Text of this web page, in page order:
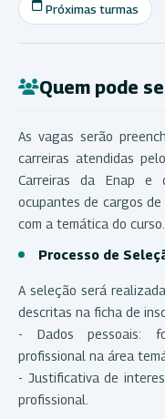
Próximas turmas
Quem pode
As vagas serão
carreiras atendidas
Carreiras da Enap e
ocupantes de cargos
com a temática do curso.
Processo de
A seleção será
descritas na ficha de
- Dados pessoais:
profissional na área
- Justificativa de
profissional.